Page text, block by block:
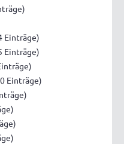
Einträge)
Einträge)
Einträge)